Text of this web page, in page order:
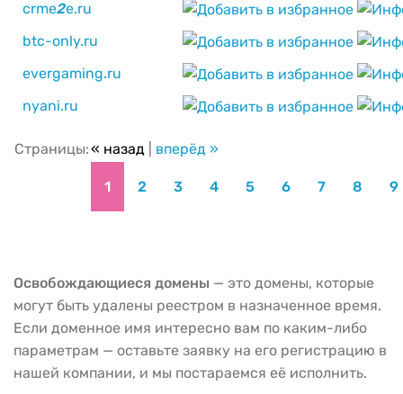
crme2e.ru
btc-only.ru
evergaming.ru
nyani.ru
Страницы:« назад вперёд »
1 2 3 4 5 6 7 8 9
Освобождающиеся домены — это домены, которые
могут быть удалены реестром в назначенное время.
Если доменное имя интересно вам по каким-либо
параметрам — оставьте заявку на его регистрацию в
нашей компании, и мы постараемся её исполнить.